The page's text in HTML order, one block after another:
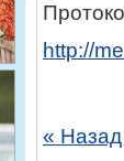
http://
« Назад